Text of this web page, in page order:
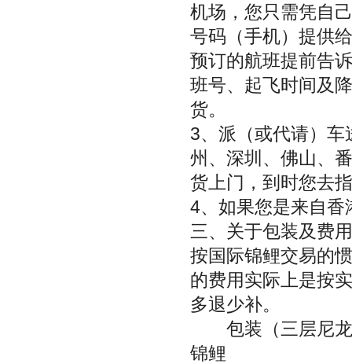
机场，您只需凭自
号码（手机）提供
预订的航班提前告
班号、起飞时间及
货。
3、派（或代请）
州、深圳、佛山、
货上门，到时您去
4、如果您是来自香
三、关于包装及费
按国际锦鲤交易的
的费用实际上是按
多退少补。
包装（三层尼龙
锦鲤